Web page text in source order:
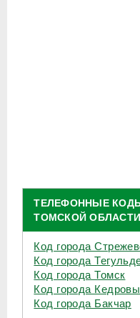
ТЕЛЕФОННЫЕ
ТОМСКОЙ ОБЛАСТИ
Код города
Код города
Код города Томск
Код города
Код города Бакчар